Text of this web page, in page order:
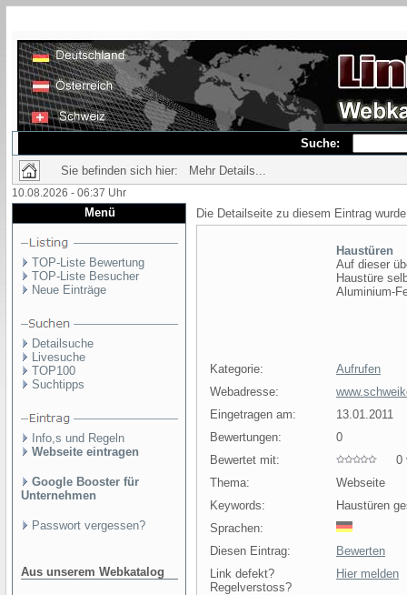
Suche:
Sie befinden sich hier: Mehr Details...
10.08.2026 - 06:37 Uhr
Menü
TOP-Liste Bewertung
TOP-Liste Besucher
Neue Einträge
Detailsuche
Livesuche
TOP100
Suchtipps
Info,s und Regeln
Webseite eintragen
Google Booster für
Unternehmen
Passwort vergessen?
Aus unserem Webkatalog
Die Detailseite zu diesem Eintrag
Haustüren
Auf dieser
Haustüre
Aluminium-
Kategorie:
Aufrufen
Webadresse:
Eingetragen am:
13.01.2011
Bewertungen:
0
Bewertet mit:
0
Thema:
Webseite
Keywords:
Haustüren
Sprachen:
Diesen Eintrag:
Bewerten
Link defekt?
Regelverstoss?
Hier melden